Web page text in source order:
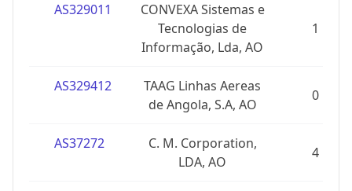
AS329011
CONVEXA Sistemas e
Tecnologias de
Informação, Lda, AO
1
AS329412
TAAG Linhas Aereas
de Angola, S.A, AO
0
AS37272
C. M. Corporation,
LDA, AO
4